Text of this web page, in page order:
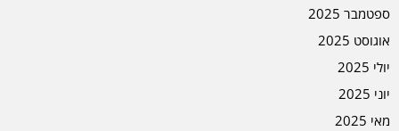
ספטמבר 2025
אוגוסט 2025
יולי 2025
יוני 2025
מאי 2025